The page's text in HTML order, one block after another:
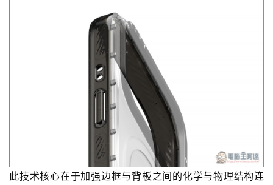
此技术核心在于加强边框与背板之间的化学与物理结构连